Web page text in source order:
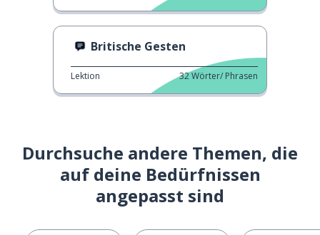
Britische Gesten
Lektion 32Wörter/ Phrasen
Durchsuche andere Themen, die
auf deine Bedürfnissen
angepasst sind